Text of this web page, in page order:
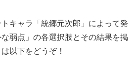
キャラ「統郷元次郎」によって発
弱点」の各選択肢とその結果を掲
以下をどうぞ！